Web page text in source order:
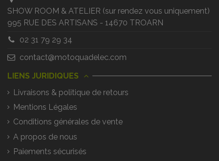
SHOW ROOM & ATELIER (sur rendez vous uniquement)
995 RUE DES ARTISANS - 14670 TROARN
02 31 79 29 34
contact@motoquadelec.com
LIENS JURIDIQUES
Livraisons & politique de retours
Mentions Légales
Conditions générales de vente
A propos de nous
Paiements sécurisés